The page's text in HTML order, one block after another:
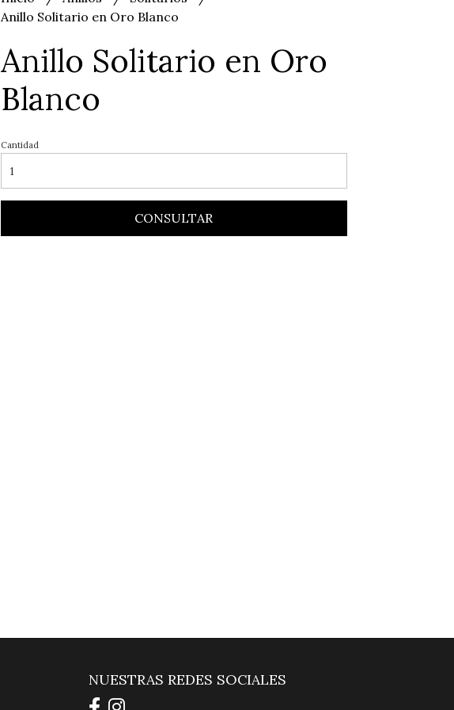
Anillo Solitario en Oro Blanco
Anillo Solitario en Oro
Blanco
Cantidad
CONSULTAR
NUESTRAS REDES SOCIALES